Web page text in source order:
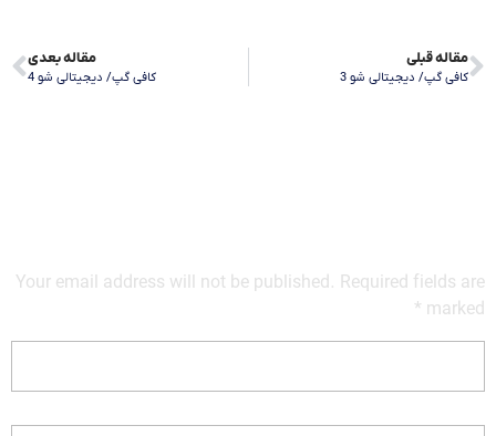
مقاله قبلی
کافی گپ/ دیجیتالی شو 3
مقاله بعدی
کافی گپ/ دیجیتالی شو 4
Your email address will not be published. Required fields are
marked *